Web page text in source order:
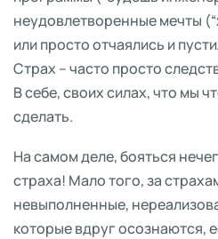
неудовлетворенные мечты
или просто отчаялись и
Страх – часто просто
В себе, своих силах, что мы
сделать.
На самом деле, бояться
страха! Мало того, за
невыполненные,
которые вдруг осознаются,